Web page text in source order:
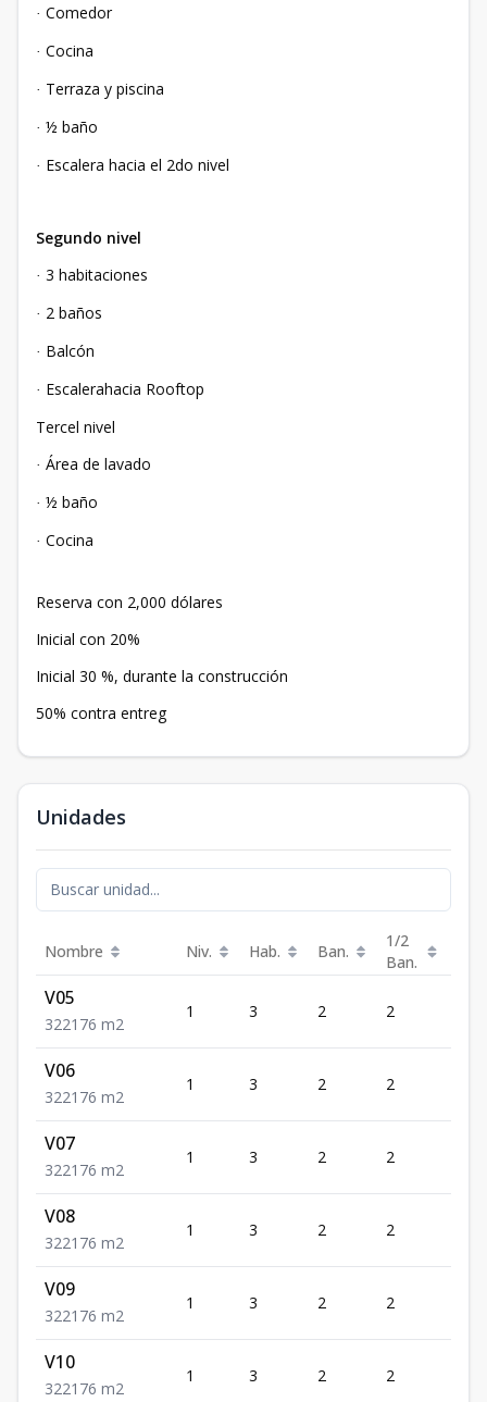
· Comedor
· Cocina
· Terraza y piscina
· ½ baño
· Escalera hacia el 2do nivel
Segundo nivel
· 3 habitaciones
· 2 baños
· Balcón
· Escalerahacia Rooftop
Tercel nivel
· Área de lavado
· ½ baño
· Cocina
Reserva con 2,000 dólares
Inicial con 20%
Inicial 30 %, durante la construcción
50% contra entreg
Unidades
Nombre Niv. Hab. Ban.
1/2
Ban.
V05
322176 m2
1 3 2 2
V06
322176 m2
1 3 2 2
V07
322176 m2
1 3 2 2
V08
322176 m2
1 3 2 2
V09
322176 m2
1 3 2 2
V10
322176 m2
1 3 2 2